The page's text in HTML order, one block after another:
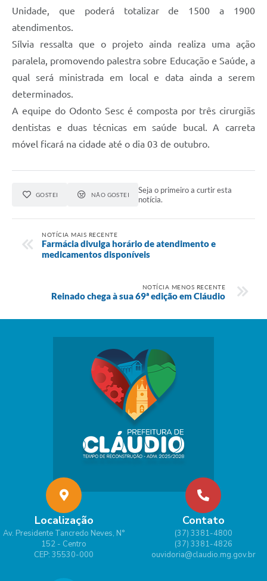
Unidade, que poderá totalizar de 1500 a 1900
atendimentos.
Sílvia ressalta que o projeto ainda realiza uma ação
paralela, promovendo palestra sobre Educação e Saúde, a
qual será ministrada em local e data ainda a serem
determinados.
A equipe do Odonto Sesc é composta por três cirurgiãs
dentistas e duas técnicas em saúde bucal. A carreta
móvel ficará na cidade até o dia 03 de outubro.
GOSTEI NÃO GOSTEI
Seja o primeiro a curtir esta
notícia.
NOTÍCIA MAIS RECENTE
Farmácia divulga horário de atendimento e
medicamentos disponíveis
NOTÍCIA MENOS RECENTE
Reinado chega à sua 69ª edição em Cláudio
Localização
Av. Presidente Tancredo Neves, N°
152 - Centro
CEP: 35530-000
Contato
(37) 3381-4800
(37) 3381-4826
ouvidoria@claudio.mg.gov.br